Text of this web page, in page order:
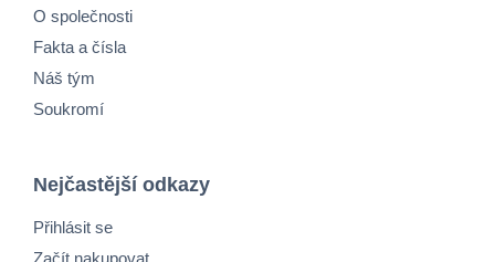
O společnosti
Fakta a čísla
Náš tým
Soukromí
Nejčastější odkazy
Přihlásit se
Začít nakupovat